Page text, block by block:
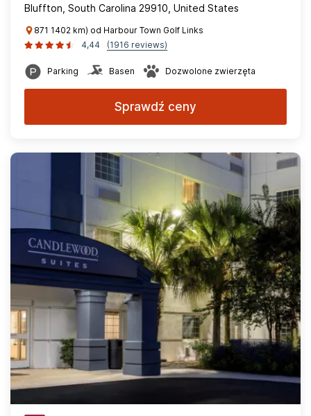
Bluffton, South Carolina 29910, United States
871 1402 km) od Harbour Town Golf Links
4,44
(1916 reviews)
Parking Basen Dozwolone zwierzęta
Sprawdź ceny